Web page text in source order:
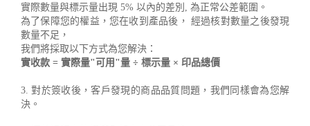
實際數量與標示量出現 5% 以內的差別, 為正常公差範圍。
為了保障您的權益，您在收到產品後， 經過核對數量之後發現
數量不足，
我們將採取以下方式為您解決：
實收款 = 實際量"可用"量 ÷ 標示量 × 印品總價
3. 對於簽收後，客戶發現的商品品質問題，我們同樣會為您解
決。